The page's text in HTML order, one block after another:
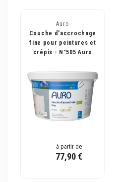
Auro
Couche d'accrochage
fine pour peintures et
crépis - N°505 Auro
à partir de
77,90 €